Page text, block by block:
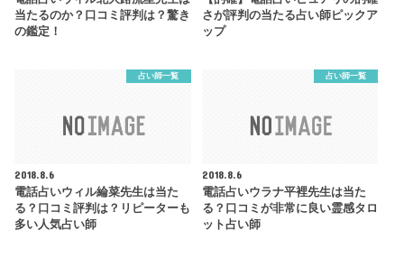
当たるのか？口コミ評判は？驚き
の鑑定！
さが評判の当たる占い師ピックア
ップ
占い師一覧
2018.8.6
電話占いウィル綸菜先生は当た
る？口コミ評判は？リピーターも
多い人気占い師
占い師一覧
2018.8.6
電話占いウラナ平裡先生は当た
る？口コミが非常に良い霊感タロ
ット占い師